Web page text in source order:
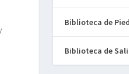
Biblioteca de
Biblioteca de